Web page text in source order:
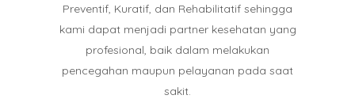
Preventif, Kuratif, dan Rehabilitatif sehingga
kami dapat menjadi partner kesehatan yang
profesional, baik dalam melakukan
pencegahan maupun pelayanan pada saat
sakit.